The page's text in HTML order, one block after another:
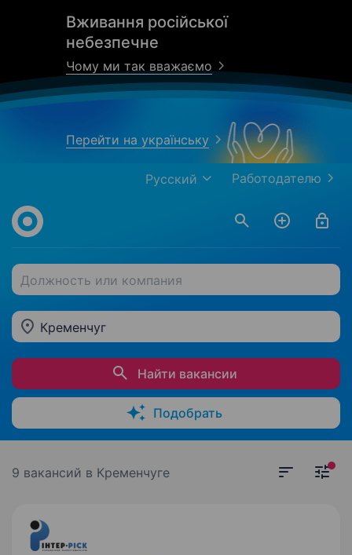
Вживання російської
небезпечне
Чому ми так вважаємо
Перейти на українську
Работодателю
Русский
Должность или компания
Кременчуг
Найти вакансии
Подобрать
9 вакансий в Кременчуге